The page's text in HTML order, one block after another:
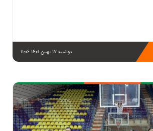
دوشنبه 17 بهمن 1401 11:06